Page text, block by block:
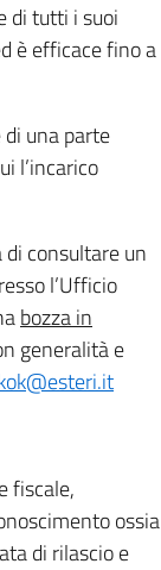
di tutti i suoi
è efficace fino a
una parte
l’incarico
consultare un
l’Ufficio
bozza in
generalità e
fiscale,
ossia
di rilascio e